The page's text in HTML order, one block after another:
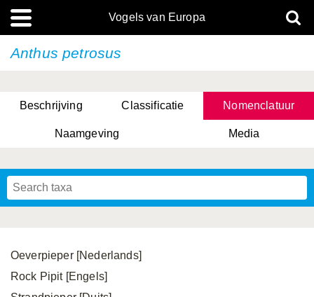
Vogels van Europa
Anthus petrosus
Beschrijving Classificatie Nomenclatuur
Naamgeving Media
Oeverpieper [Nederlands]
Rock Pipit [Engels]